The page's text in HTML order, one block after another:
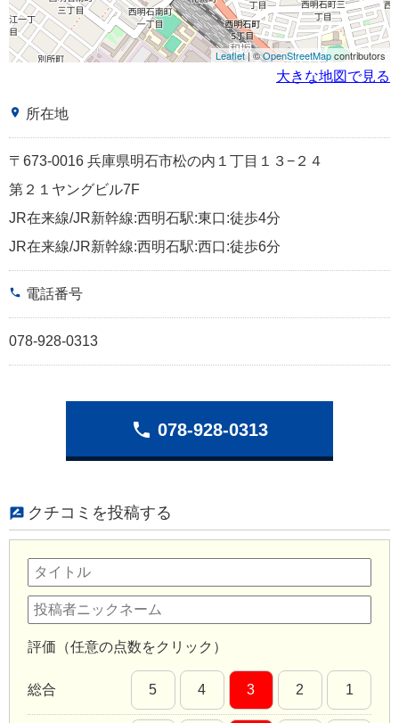
Leaflet| ©OpenStreetMapcontributors
大きな地図で見る
place 所在地
〒673-0016 兵庫県明石市松の内１丁目１３−２４
第２１ヤングビル7F
JR在来線/JR新幹線:西明石駅:東口:徒歩4分
JR在来線/JR新幹線:西明石駅:西口:徒歩6分
phone 電話番号
078-928-0313
phone 078-928-0313
クチコミを投稿する
評価（任意の点数をクリック）
総合 5 4 3 2 1